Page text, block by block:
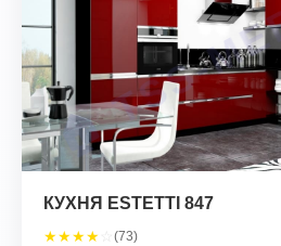
КУХНЯ ESTETTI 847
★★★★ (73)